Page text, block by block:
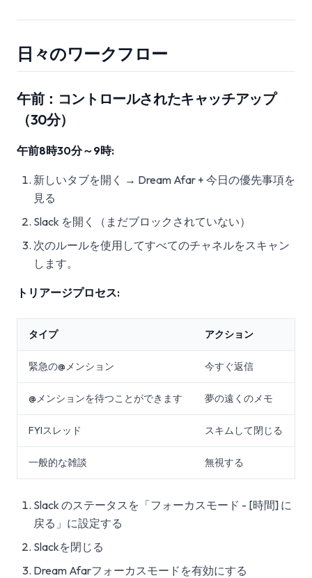
日々のワークフロー
午前：コントロールされたキャッチアップ
（30分）
午前8時30分～9時:
新しいタブを開く → Dream Afar + 今日の優先事項を
見る
Slack を開く（まだブロックされていない）
次のルールを使用してすべてのチャネルをスキャン
します。
トリアージプロセス:
タイプ アクション
緊急の@メンション 今すぐ返信
@メンションを待つことができます 夢の遠くのメモ
FYIスレッド スキムして閉じる
一般的な雑談 無視する
Slack のステータスを「フォーカスモード - [時間] に
戻る」に設定する
Slackを閉じる
Dream Afarフォーカスモードを有効にする